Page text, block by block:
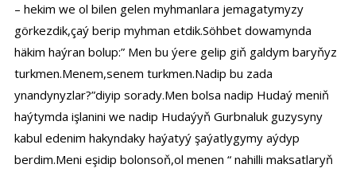
– hekim we ol bilen gelen myhmanlara jemagatymyzy
görkezdik,çaý berip myhman etdik.Söhbet dowamynda
häkim haýran bolup:” Men bu ýere gelip giň galdym baryňyz
turkmen.Menem,senem turkmen.Nadip bu zada
ynandynyzlar?”diyip sorady.Men bolsa nadip Hudaý meniň
haýtymda işlanini we nadip Hudaýyň Gurbnaluk guzysyny
kabul edenim hakyndaky haýatyý şaýatlygymy aýdyp
berdim.Meni eşidip bolonsoň,ol menen “ nahilli maksatlaryň